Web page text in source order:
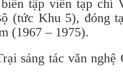
tập viên tạp chí
(tức Khu 5), đóng
(1967 – 1975).
sáng tác văn